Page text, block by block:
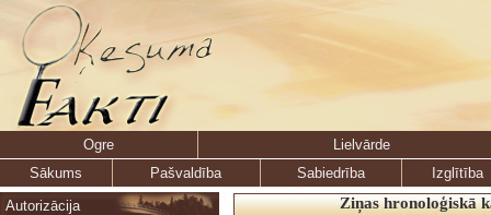
Ogre
Lielvārde
Sākums
Pašvaldība Sabiedrība
Izglītība
Autorizācija
Ziņas hronoloģiskā